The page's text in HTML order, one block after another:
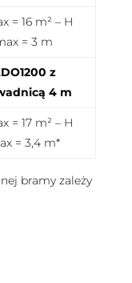
= 16 m² – H
= 3 m
z
4 m
= 17 m² – H
= 3,4 m*
bramy zależy